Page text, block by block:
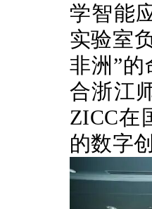
学智能
实验室
非洲”
合浙江
ZICC在
的数字